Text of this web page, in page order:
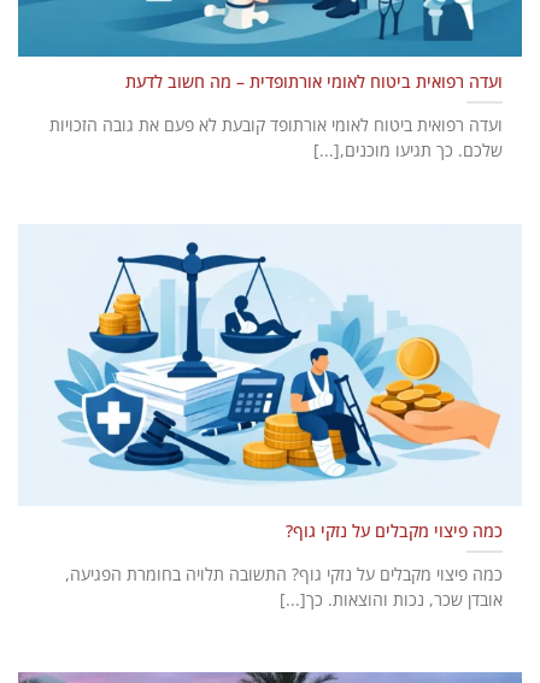
ועדה רפואית ביטוח לאומי אורתופדית – מה חשוב לדעת
ועדה רפואית ביטוח לאומי אורתופד קובעת לא פעם את גובה הזכויות
שלכם. כך תגיעו מוכנים,[...]
כמה פיצוי מקבלים על נזקי גוף?
כמה פיצוי מקבלים על נזקי גוף? התשובה תלויה בחומרת הפגיעה,
אובדן שכר, נכות והוצאות. כך[...]